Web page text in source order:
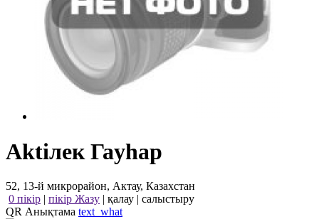
Aktiлек Гаyhap
52, 13-й микрорайон, Актау, Казахстан
0 пікір | пікір Жазу | қалау | салыстыру
QR Анықтама text_what